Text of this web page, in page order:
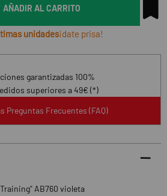
AÑADIR AL CARRITO
unidades¡date prisa!
garantizadas 100%
superiores a 49€ (*)
Preguntas Frecuentes (FAQ)
AB760 violeta